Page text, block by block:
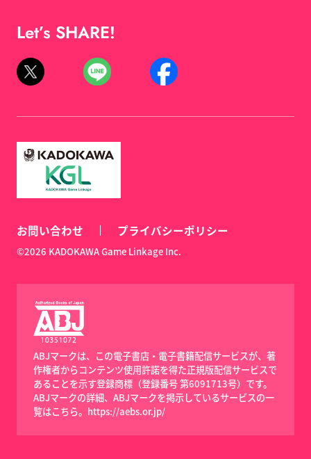
Let’s SHARE!
お問い合わせ プライバシーポリシー
©2026 KADOKAWA Game Linkage Inc.
ABJマークは、この電子書店・電子書籍配信サービスが、著
作権者からコンテンツ使用許諾を得た正規版配信サービスで
あることを示す登録商標（登録番号 第6091713号）です。
ABJマークの詳細、ABJマークを掲示しているサービスの一
覧はこちら。 https://aebs.or.jp/